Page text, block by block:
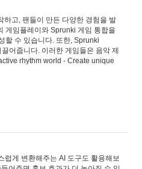
고, 팬들이 만든 다양한 경험을 발
게임플레이와 Sprunki 게임 통합을
할 수 있습니다. 또한, Sprunki
어줍니다. 이러한 게임들은 음악 제
rhythm world - Create unique
럽게 변환해주는 AI 도구도 활용해보